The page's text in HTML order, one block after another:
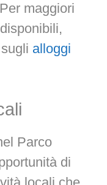
maggiori
alloggi
Parco
di